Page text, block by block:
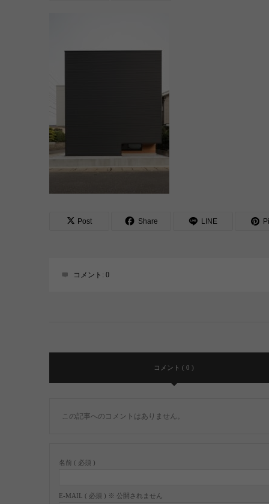
Post Share LINE
コメント: 0
コメント ( 0 )
この記事へのコメントはありません。
名前 ( 必須 )
E-MAIL ( 必須 ) ※ 公開されません